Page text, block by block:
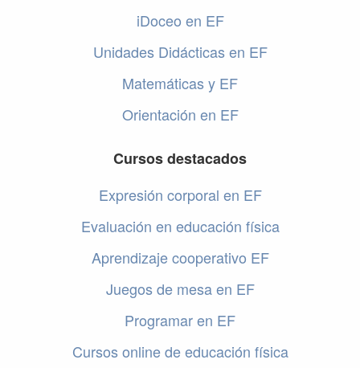
iDoceo en EF
Unidades Didácticas en EF
Matemáticas y EF
Orientación en EF
Cursos destacados
Expresión corporal en EF
Evaluación en educación física
Aprendizaje cooperativo EF
Juegos de mesa en EF
Programar en EF
Cursos online de educación física